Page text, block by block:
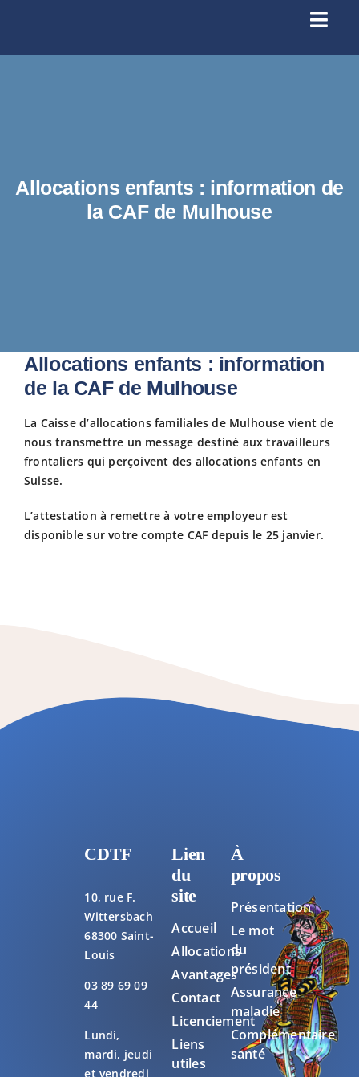
À
Allocations enfants : information de
la CAF de Mulhouse
Allocations enfants : information
de la CAF de Mulhouse
La Caisse d’allocations familiales de Mulhouse vient de
nous transmettre un message destiné aux travailleurs
frontaliers qui perçoivent des allocations enfants en
Suisse.
L’attestation à remettre à votre employeur est
disponible sur votre compte CAF depuis le 25 janvier.
CDTF
10, rue F.
Wittersbach
68300 Saint-
Louis
03 89 69 09
44
Lundi,
mardi, jeudi
et vendredi
Lien
du
site
Accueil
Allocations
Avantages
Contact
Licenciement
Liens
utiles
À
propos
Présentation
Le mot
du
président
Assurance
maladie
Complémentaire
santé